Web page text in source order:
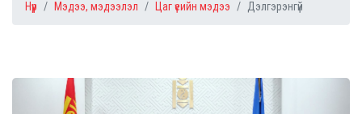
Нүүр Мэдээ, мэдээлэл Цаг үеийн мэдээ Дэлгэрэнгүй